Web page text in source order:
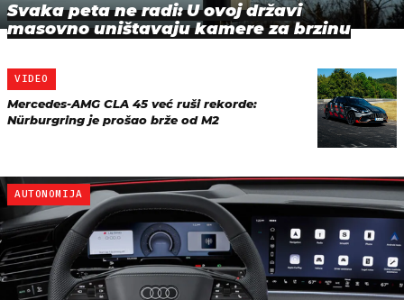
Svaka peta ne radi: U ovoj državi
masovno uništavaju kamere za brzinu
VIDEO
Mercedes-AMG CLA 45 već ruši rekorde:
Nürburgring je prošao brže od M2
AUTONOMIJA